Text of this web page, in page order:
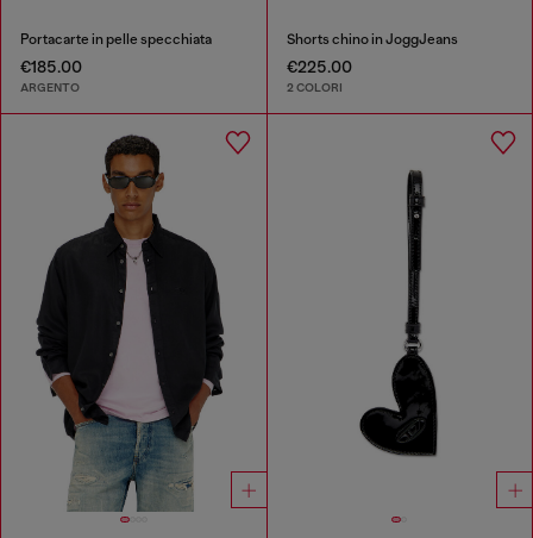
Portacarte in pelle specchiata
€185.00
ARGENTO
Shorts chino in JoggJeans
€225.00
2 COLORI